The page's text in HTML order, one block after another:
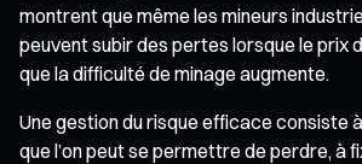
montrent que même les mineurs
peuvent subir des pertes lorsque le prix
que la difficulté de minage augmente.
Une gestion du risque efficace consiste
que l’on peut se permettre de perdre, à